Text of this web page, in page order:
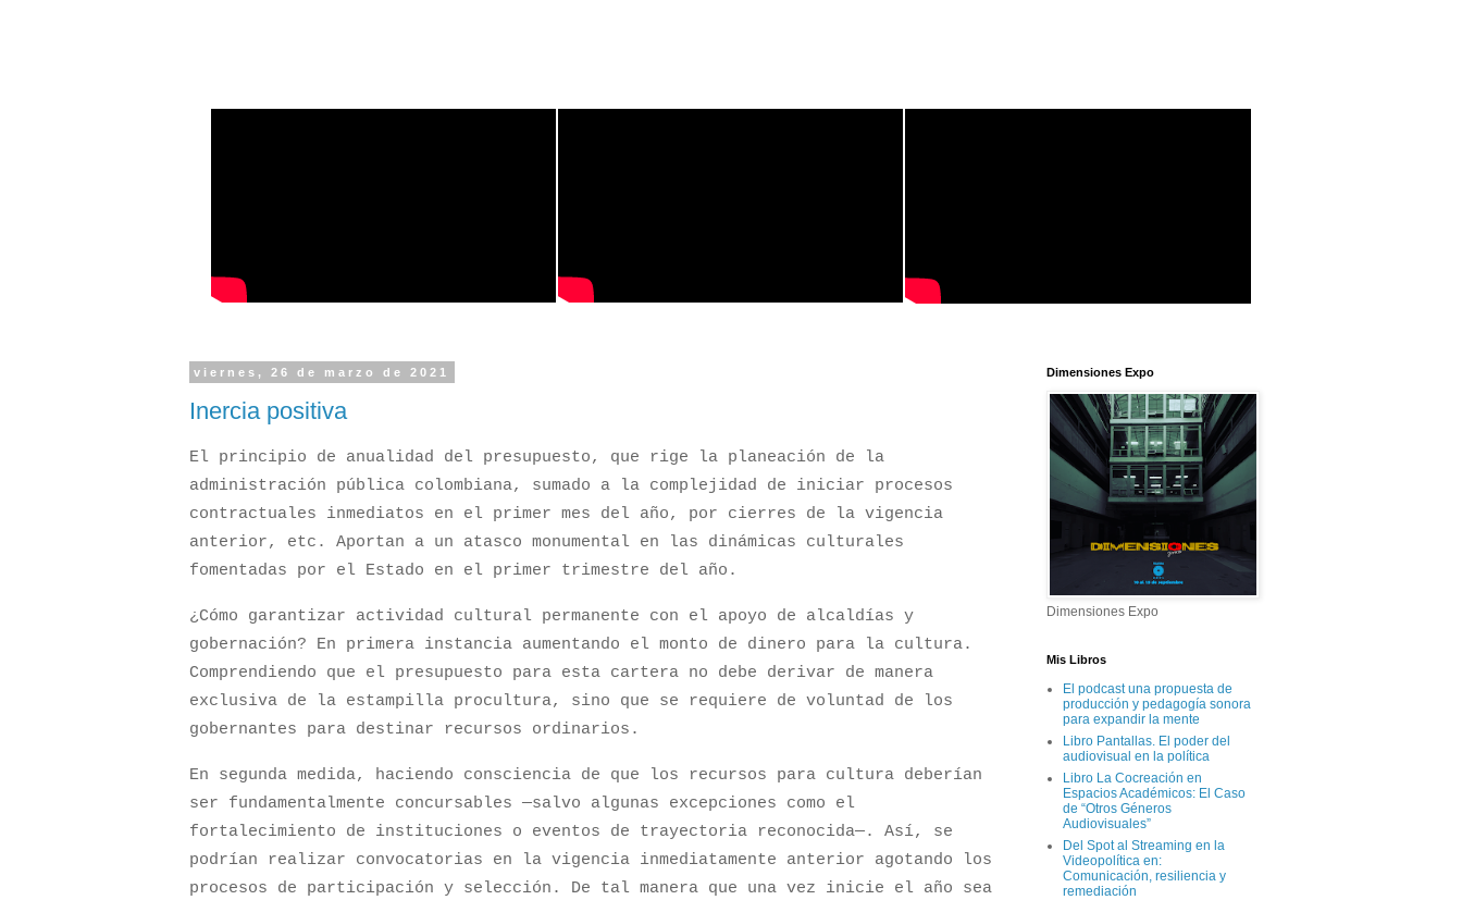
viernes, 26 de marzo de 2021
Inercia positiva
El principio de anualidad del presupuesto, que rige la planeación de la
administración pública colombiana, sumado a la complejidad de iniciar procesos
contractuales inmediatos en el primer mes del año, por cierres de la vigencia
anterior, etc. Aportan a un atasco monumental en las dinámicas culturales
fomentadas por el Estado en el primer trimestre del año.
¿Cómo garantizar actividad cultural permanente con el apoyo de alcaldías y
gobernación? En primera instancia aumentando el monto de dinero para la cultura.
Comprendiendo que el presupuesto para esta cartera no debe derivar de manera
exclusiva de la estampilla procultura, sino que se requiere de voluntad de los
gobernantes para destinar recursos ordinarios.
En segunda medida, haciendo consciencia de que los recursos para cultura deberían
ser fundamentalmente concursables —salvo algunas excepciones como el
fortalecimiento de instituciones o eventos de trayectoria reconocida—. Así, se
podrían realizar convocatorias en la vigencia inmediatamente anterior agotando los
procesos de participación y selección. De tal manera que una vez inicie el año sea
Dimensiones Expo
Dimensiones Expo
Mis Libros
El podcast una propuesta de
producción y pedagogía sonora
para expandir la mente
Libro Pantallas. El poder del
audiovisual en la política
Libro La Cocreación en
Espacios Académicos: El Caso
de “Otros Géneros
Audiovisuales”
Del Spot al Streaming en la
Videopolítica en:
Comunicación, resiliencia y
remediación